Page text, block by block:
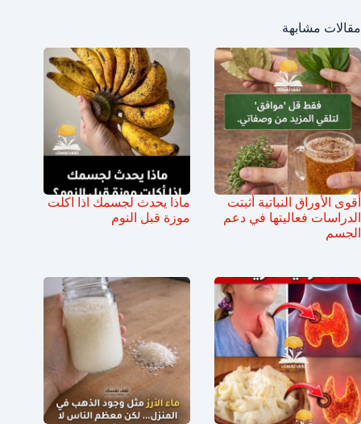
مقالات مشابهة
أقوى الأوراق النباتية أثبتت
الدراسات فعاليتها في دعم
الجسم
ماذا يحدث لجسمك اذا اكلت
موزة قبل النوم